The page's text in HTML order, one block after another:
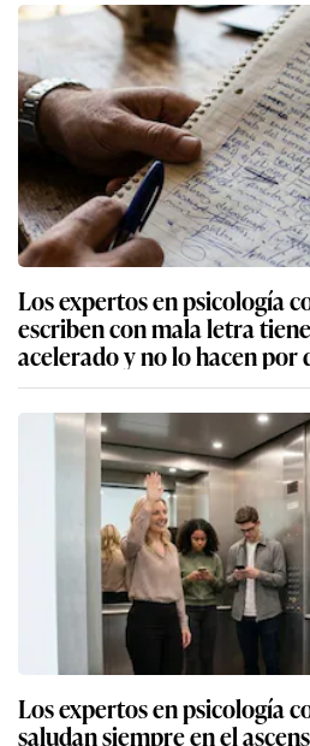
Los expertos en psicología
escriben con mala letra
acelerado y no lo hacen por
Los expertos en psicología
saludan siempre en el